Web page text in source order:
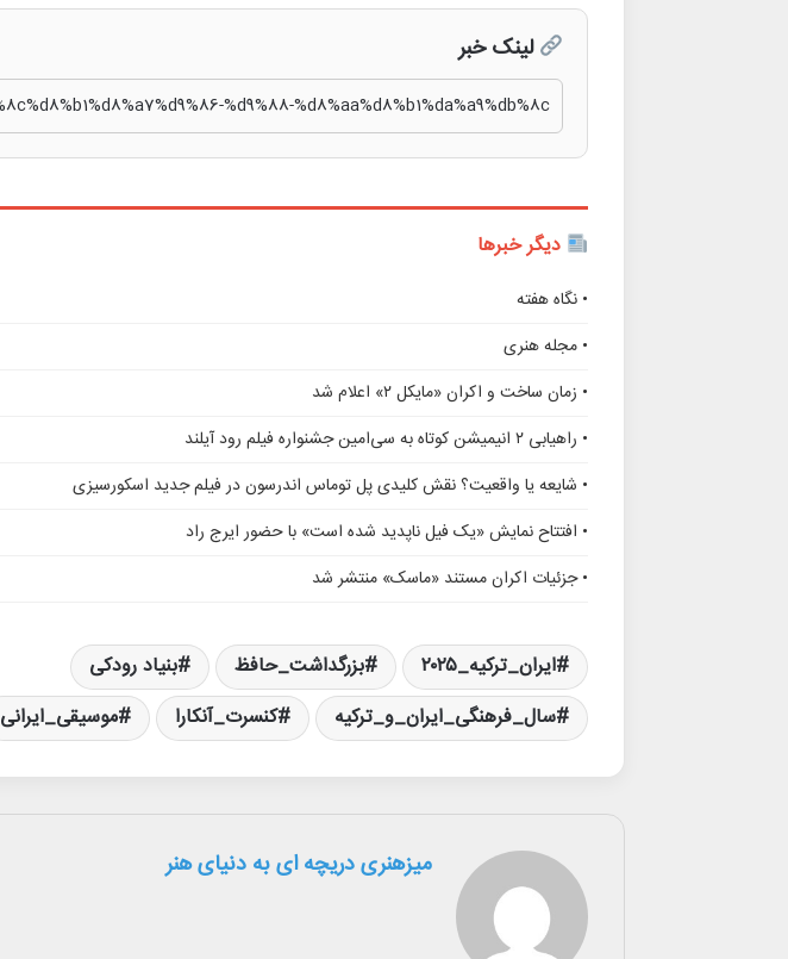
لینک خبر
دیگر خبرها
• نگاه هفته
• مجله هنری
• زمان ساخت و اکران «مایکل ۲» اعلام شد
• راهیابی ۲ انیمیشن کوتاه به سی‌امین جشنواره فیلم رود آیلند
• شایعه یا واقعیت؟ نقش کلیدی پل توماس اندرسون در فیلم جدید اسکورسیزی
• افتتاح نمایش «یک فیل ناپدید شده است» با حضور ایرج راد
• جزئیات اکران مستند «ماسک» منتشر شد
ایران_ترکیه_۲۰۲۵ بزرگداشت_حافظ
بنیاد رودکی
سال_فرهنگی_ایران_و_ترکیه
کنسرت_آنکارا موسیقی_ایرانی
میزهنری دریچه ای به دنیای هنر